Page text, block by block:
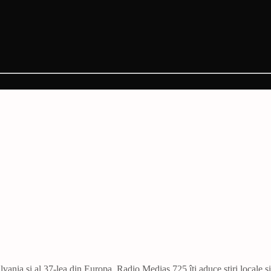
și al 37-lea din Europa. Radio Mediaș 725 îți aduce știri locale